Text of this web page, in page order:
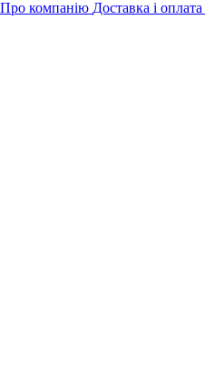
Про компанію Доставка і оплата